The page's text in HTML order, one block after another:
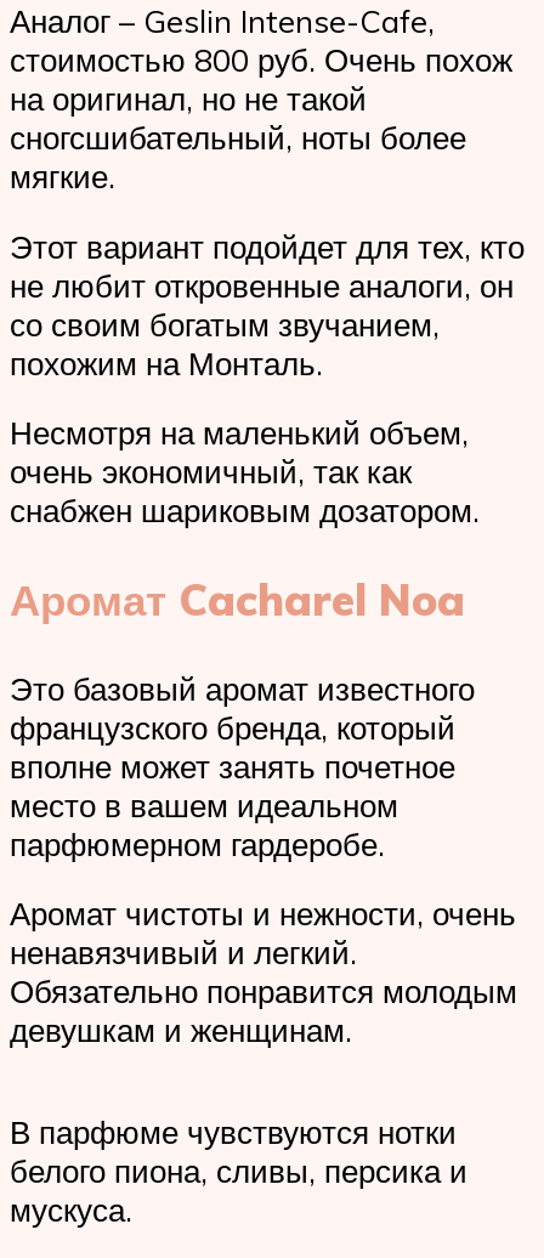
Аналог – Geslin Intense-Cafe,
стоимостью 800 руб. Очень похож
на оригинал, но не такой
сногсшибательный, ноты более
мягкие.
Этот вариант подойдет для тех, кто
не любит откровенные аналоги, он
со своим богатым звучанием,
похожим на Монталь.
Несмотря на маленький объем,
очень экономичный, так как
снабжен шариковым дозатором.
Аромат Cacharel Noa
Это базовый аромат известного
французского бренда, который
вполне может занять почетное
место в вашем идеальном
парфюмерном гардеробе.
Аромат чистоты и нежности, очень
ненавязчивый и легкий.
Обязательно понравится молодым
девушкам и женщинам.
В парфюме чувствуются нотки
белого пиона, сливы, персика и
мускуса.